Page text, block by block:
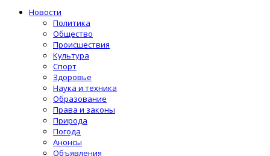
Новости
Политика
Общество
Происшествия
Культура
Спорт
Здоровье
Наука и техника
Образование
Права и законы
Природа
Погода
Анонсы
Объявления